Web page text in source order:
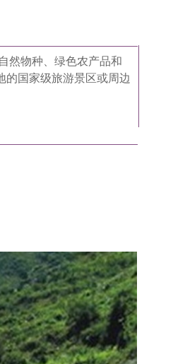
然物种、绿色农产品和
的国家级旅游景区或周边